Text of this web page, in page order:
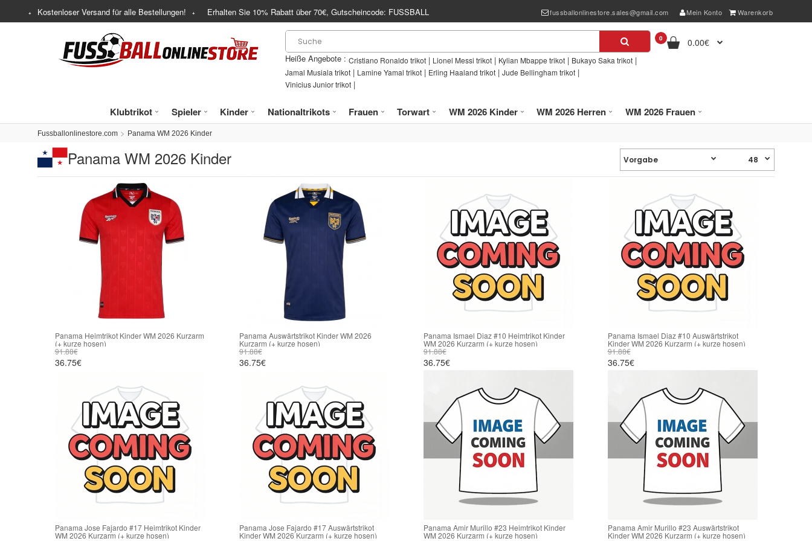
Kostenloser Versand für alle Bestellungen! Erhalten Sie 10% Rabatt über70€, Gutscheincode: FUSSBALL fussballonlinestore.sales@gmail.com Mein Konto Warenkorb
Heiße Angebote : Cristiano Ronaldo trikot | Lionel Messi trikot | Kylian Mbappe trikot | Bukayo Saka trikot |
Jamal Musiala trikot | Lamine Yamal trikot | Erling Haaland trikot | Jude Bellingham trikot |
Vinicius Junior trikot |
0 0.00€
Klubtrikot Spieler Kinder Nationaltrikots Frauen Torwart WM 2026 Kinder WM 2026 Herren WM 2026 Frauen
Fussballonlinestore.com Panama WM 2026 Kinder
Panama WM 2026 Kinder
Panama Heimtrikot Kinder WM 2026 Kurzarm
(+ kurze hosen)
91.88€
36.75€
Panama Auswärtstrikot Kinder WM 2026
Kurzarm (+ kurze hosen)
91.88€
36.75€
Panama Ismael Diaz #10 Heimtrikot Kinder
WM 2026 Kurzarm (+ kurze hosen)
91.88€
36.75€
Panama Ismael Diaz #10 Auswärtstrikot
Kinder WM 2026 Kurzarm (+ kurze hosen)
91.88€
36.75€
Panama Jose Fajardo #17 Heimtrikot Kinder
WM 2026 Kurzarm (+ kurze hosen)
Panama Jose Fajardo #17 Auswärtstrikot
Kinder WM 2026 Kurzarm (+ kurze hosen)
Panama Amir Murillo #23 Heimtrikot Kinder
WM 2026 Kurzarm (+ kurze hosen)
Panama Amir Murillo #23 Auswärtstrikot
Kinder WM 2026 Kurzarm (+ kurze hosen)